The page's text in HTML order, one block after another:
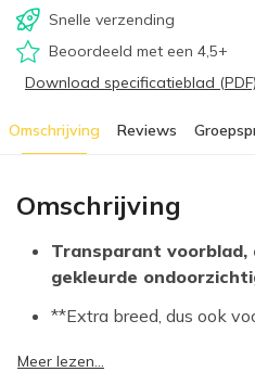
Snelle verzending
Beoordeeld met een 4,5+
Download specificatieblad (PDF)
Omschrijving Reviews
Omschrijving
Transparant voorblad,
gekleurde
**Extra breed, dus ook
Meer lezen...